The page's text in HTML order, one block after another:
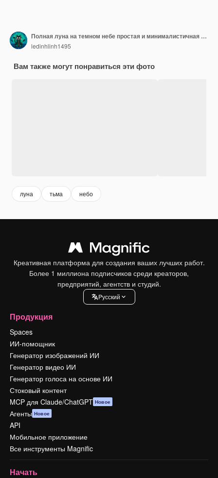
Полная луна на темном небе простая и минималистичная централизованная композиция
ledinhlinh1495
Вам также могут понравиться эти фото
луна тьма небо
Креативная платформа для создания ваших лучших работ.
Более 1 миллиона подписчиков среди креаторов,
предприятий, агентств и студий.
Pусский
Продукция
Spaces
ИИ-помощник
Генератор изображений ИИ
Генератор видео ИИ
Генератор голоса на основе ИИ
Стоковый контент
MCP для Claude/ChatGPT Новое
Агенты Новое
API
Мобильное приложение
Все инструменты Magnific
Начать